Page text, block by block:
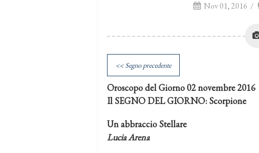
Nov 01, 2016 /
<< Segno precedente
Oroscopo del Giorno 02 novembre 2016
Il SEGNO DEL GIORNO: Scorpione
Un abbraccio Stellare
Lucia Arena